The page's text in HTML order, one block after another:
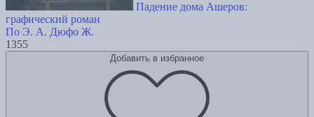
Падение дома Ашеров:
графический роман
По Э. А. Дюфо Ж.
1355
Добавить в избранное